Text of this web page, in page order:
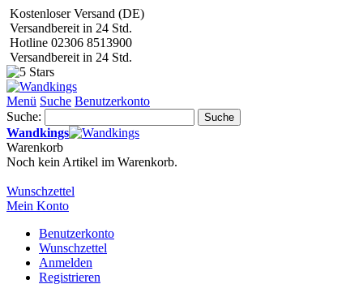
Kostenloser Versand (DE)
Versandbereit in 24 Std.
Hotline 02306 8513900
Versandbereit in 24 Std.
Menü Suche Benutzerkonto
Suche:
Suche
Wandkings
Warenkorb
Noch kein Artikel im Warenkorb.
Wunschzettel
Mein Konto
Benutzerkonto
Wunschzettel
Anmelden
Registrieren